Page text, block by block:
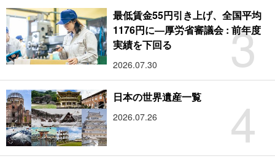
3
最低賃金55円引き上げ、全国平均
1176円に―厚労省審議会 : 前年度
実績を下回る
2026.07.30
4
日本の世界遺産一覧
2026.07.26